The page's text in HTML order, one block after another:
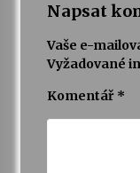
Napsat
Vaše e-
Vyžadované
Komentář *